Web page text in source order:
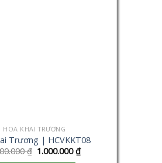
HOA KHAI TRƯƠNG
Trương | HCVKKT08
₫ 1.000.000₫